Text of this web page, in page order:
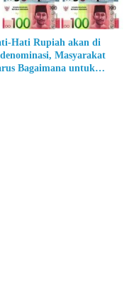
Hati Rupiah akan di
Masyarakat
Bagaimana untuk